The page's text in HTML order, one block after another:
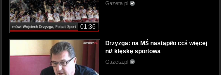
01:36
Gazeta.pl
Drzyzga: na MŚ nastąpiło coś więcej
niż klęskę sportowa
Gazeta.pl